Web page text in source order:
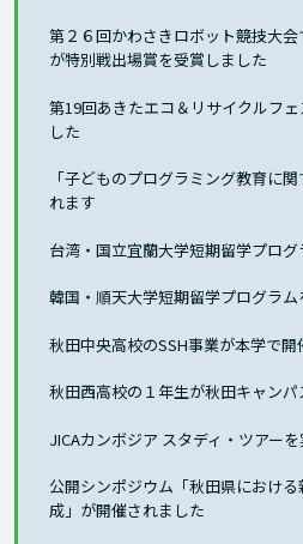
第２６回かわさきロボット競技大
が特別戦出場賞を受賞しました
第19回あきたエコ＆リサイクルフ
した
「子どものプログラミング教育に
れます
台湾・国立宜蘭大学短期留学プロ
韓国・順天大学短期留学プログラ
秋田中央高校のSSH事業が本学で開
秋田西高校の１年生が秋田キャン
JICAカンボジア スタディ・ツアー
公開シンポジウム「秋田県におけ
成」が開催されました